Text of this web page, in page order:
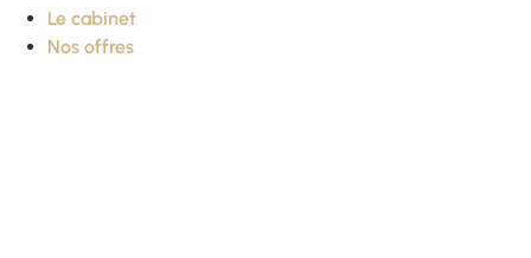
Le cabinet
Nos offres